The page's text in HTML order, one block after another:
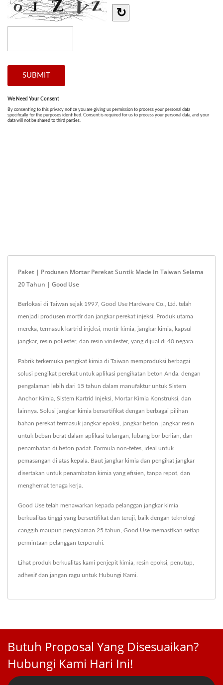
Paket | Produsen Mortar Perekat Suntik Made In Taiwan Selama
20 Tahun | Good Use
Berlokasi di Taiwan sejak 1997, Good Use Hardware Co., Ltd. telah
menjadi produsen mortir dan jangkar perekat injeksi. Produk utama
mereka, termasuk kartrid injeksi, mortir kimia, jangkar kimia, kapsul
jangkar, resin poliester, dan resin vinilester, yang dijual di 40 negara.
Pabrik terkemuka pengikat kimia di Taiwan memproduksi berbagai
solusi pengikat perekat untuk aplikasi pengikatan beton Anda. dengan
pengalaman lebih dari 15 tahun dalam manufaktur untuk Sistem
Anchor Kimia, Sistem Kartrid Injeksi, Mortar Kimia Konstruksi, dan
lainnya. Solusi jangkar kimia bersertifikat dengan berbagai pilihan
bahan perekat termasuk jangkar epoksi, jangkar beton, jangkar resin
untuk beban berat dalam aplikasi tulangan, lubang bor berlian, dan
penambatan di beton padat. Formula non-tetes, ideal untuk
pemasangan di atas kepala. Baut jangkar kimia dan pengikat jangkar
disertakan untuk penambatan kimia yang efisien, tanpa repot, dan
menghemat tenaga kerja.
Good Use telah menawarkan kepada pelanggan jangkar kimia
berkualitas tinggi yang bersertifikat dan teruji, baik dengan teknologi
canggih maupun pengalaman 25 tahun, Good Use memastikan setiap
permintaan pelanggan terpenuhi.
Lihat produk berkualitas kami penjepit kimia resin epoksi penutup
adhesif dan jangan ragu untuk Hubungi Kami
Butuh Proposal Yang Disesuaikan?
Hubungi Kami Hari Ini!